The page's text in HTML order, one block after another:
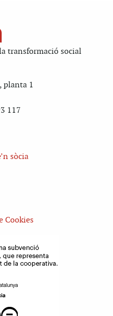
transformació social
planta 1
117
sòcia
Cookies